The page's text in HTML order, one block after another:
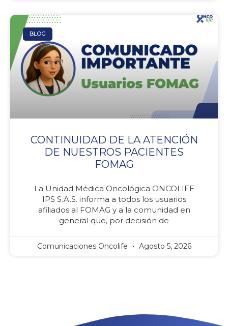
BLOG
CONTINUIDAD DE LA ATENCIÓN
DE NUESTROS PACIENTES
FOMAG
La Unidad Médica Oncológica ONCOLIFE
IPS S.A.S. informa a todos los usuarios
afiliados al FOMAG y a la comunidad en
general que, por decisión de
Comunicaciones Oncolife Agosto 5, 2026